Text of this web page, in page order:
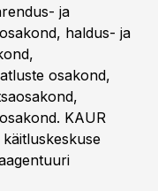
ja
haldus- ja
osakond,
KAUR